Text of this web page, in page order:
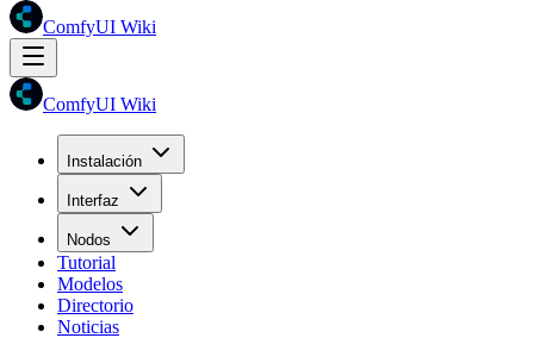
ComfyUI Wiki
ComfyUI Wiki
Instalación
Interfaz
Nodos
Tutorial
Modelos
Directorio
Noticias